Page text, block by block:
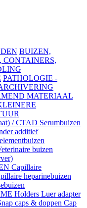
BUIZEN,
CONTAINERS,
PATHOLOGIE -
MATERIAAL
/ CTAD Serumbuizen
additief
buizen
Capillaire
heparinebuizen
Holders Luer adapter
caps & doppen Cap